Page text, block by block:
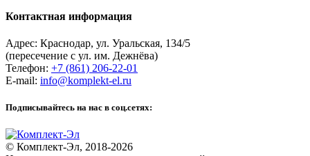
Контактная информация
Адрес: Краснодар, ул. Уральская, 134/5
(пересечение с ул. им. Дежнёва)
Телефон: +7 (861) 206-22-01
E-mail: info@komplekt-el.ru
Подписывайтесь на нас в соц.сетях:
© Комплект-Эл, 2018-2026